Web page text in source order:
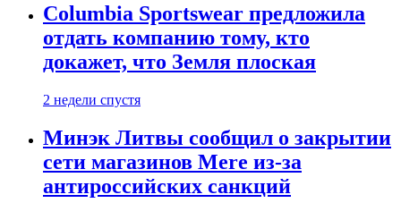
Columbia Sportswear предложила
отдать компанию тому, кто
докажет, что Земля плоская
2 недели спустя
Минэк Литвы сообщил о закрытии
сети магазинов Mere из-за
антироссийских санкций